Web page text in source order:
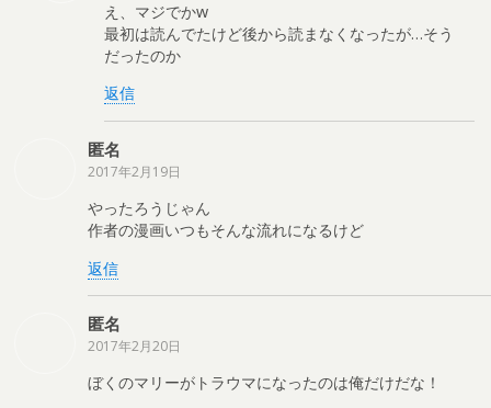
え、マジでかw
最初は読んでたけど後から読まなくなったが…そう
だったのか
返信
匿名
2017年2月19日
やったろうじゃん
作者の漫画いつもそんな流れになるけど
返信
匿名
2017年2月20日
ぼくのマリーがトラウマになったのは俺だけだな！